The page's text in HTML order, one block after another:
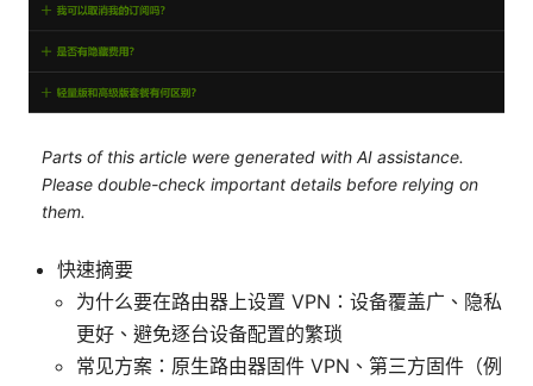
Parts of this article were generated with AI assistance.
Please double-check important details before relying on
them.
快速摘要
为什么要在路由器上设置 VPN：设备覆盖广、隐私
更好、避免逐台设备配置的繁琐
常见方案：原生路由器固件 VPN、第三方固件（例